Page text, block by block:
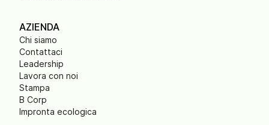
AZIENDA
Chi siamo
Contattaci
Leadership
Lavora con noi
Stampa
B Corp
Impronta ecologica